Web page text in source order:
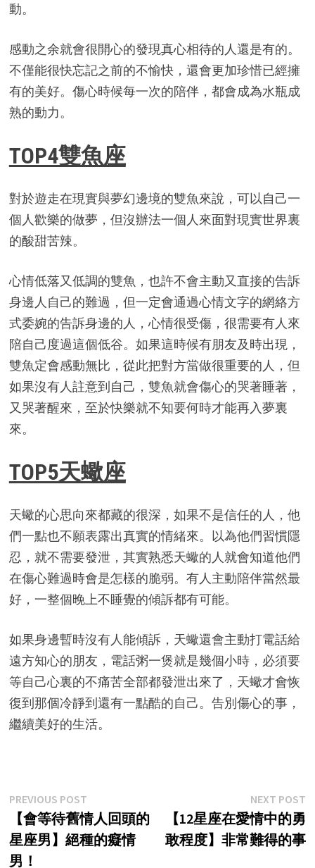
動。
感動之余就會很開心的發現真心相待的人還是有的。
不僅能很快忘記之前的不愉快，還會更加珍惜已經擁
有的美好。傷心時候每一次的陪伴，都會成為水瓶成
熟的動力。
TOP4雙魚座
對於遊走在現實與夢幻邊境的雙魚來說，可以自己一
個人歡樂的做夢，但沒辦法一個人來面對現實世界裏
的酸甜苦辣。
心情低落又低調的雙魚，也許不會主動又直接的告訴
身邊人自己的難過，但一定會通過心情文字的網絡方
式委婉的告訴身邊的人，心情很受傷，很需要有人來
陪自己度過這個低谷。如果這時候有朋友及時出現，
雙魚定會感動無比，從此把對方當做很重要的人，但
如果沒有人註意到自己，雙魚就會傷心的哭著睡著，
又哭著醒來，至於快樂就不知要何時才能再入夢裏
來。
TOP5天蠍座
天蠍的心思向來都藏的很深，如果不是信任的人，他
們一點也不願表露出真實的情緒來。以為他們習慣隱
忍，就不需要發泄，其實熟悉天蠍的人就會知道他們
在傷心難過時會是怎樣的脆弱。有人主動陪伴當然最
好，一整個晚上不睡覺的傾訴都有可能。
如果身邊暫時沒有人能傾訴，天蠍還會主動打電話給
遠方知心的朋友，電話粥一煲就是幾個小時，必須要
等自己心裏的不痛苦全部都發泄出來了，天蠍才會恢
復到那個冷靜到還有一點酷的自己。告別傷心的事，
繼續美好的生活。
Post
navigation
PREVIOUS POSTPrevious
post:
【會等待舊情人回頭的
星座男】絕種的癡情
男！
NEXT POST
【12星座在愛情中的勇
敢程度】非常難得的事